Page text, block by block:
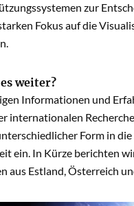
zur
Fokus auf die
weiter?
Informationen und
internationalen
Form in
ein. In Kürze berichten
aus Estland, Österreich